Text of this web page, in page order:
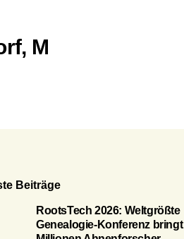
M
Beiträge
RootsTech 2026: Weltgrößte
Genealogie-Konferenz bringt